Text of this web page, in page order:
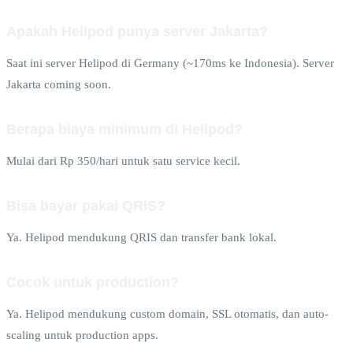
Saat ini server Helipod di Germany (~170ms ke Indonesia). Server
Jakarta coming soon.
Mulai dari Rp 350/hari untuk satu service kecil.
Ya. Helipod mendukung QRIS dan transfer bank lokal.
Ya. Helipod mendukung custom domain, SSL otomatis, dan auto-
scaling untuk production apps.